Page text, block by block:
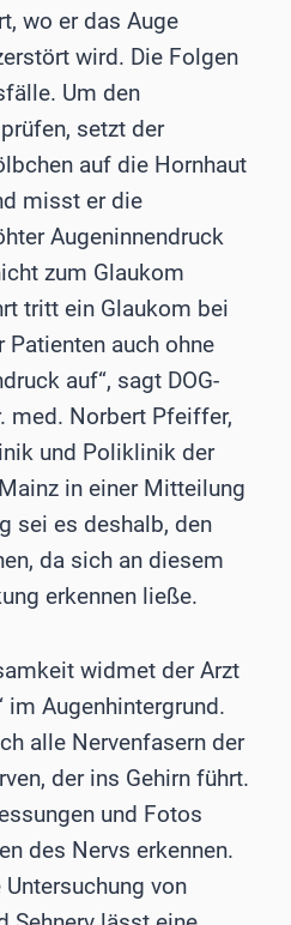
wo er das Auge
wird. Die Folgen
Um den
setzt der
auf die Hornhaut
misst er die
Augeninnendruck
zum Glaukom
tritt ein Glaukom bei
auch ohne
auf“, sagt DOG-
med. Norbert Pfeiffer,
und Poliklinik der
in einer Mitteilung
sei es deshalb, den
da sich an diesem
erkennen ließe.
widmet der Arzt
im Augenhintergrund.
alle Nervenfasern der
der ins Gehirn führt.
und Fotos
des Nervs erkennen.
von